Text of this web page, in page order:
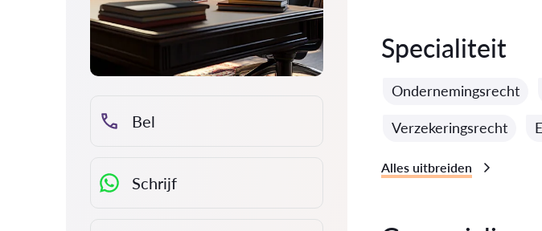
Bel
Schrijf
Specialiteit
Ondernemingsrecht
Verzekeringsrecht
Alles uitbreiden